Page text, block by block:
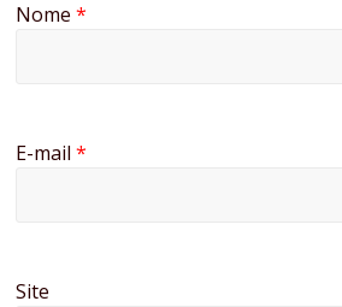
Nome*
E-mail*
Site